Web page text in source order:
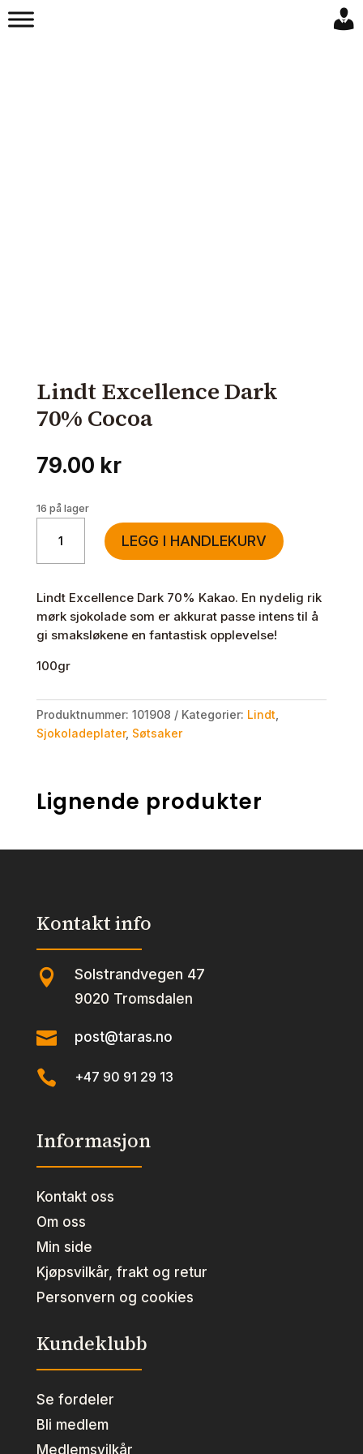
Lindt Excellence Dark
70% Cocoa
79.00 kr
16 på lager
Excellence
Dark
Cocoa
antall
LEGG I HANDLEKURV
Lindt Excellence Dark 70% Kakao. En nydelig rik
mørk sjokolade som er akkurat passe intens til å
gi smaksløkene en fantastisk opplevelse!
100gr
Produktnummer: 101908 Kategorier: Lindt
Sjokoladeplater, Søtsaker
Lignende produkter
Kontakt info
 Solstrandvegen 47
9020 Tromsdalen
 post@taras.no
 +47 90 91 29 13
Informasjon
Kontakt oss
Om oss
Min side
Kjøpsvilkår, frakt og retur
Personvern og cookies
Kundeklubb
Se fordeler
Bli medlem
Medlemsvilkår